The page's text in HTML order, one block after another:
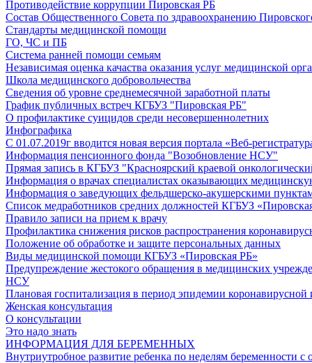
Противодействие коррупции Пировская РБ
Состав Общественного Совета по здравоохранению
Стандарты медицинской помощи
ГО, ЧС и ПБ
Система ранней помощи семьям
Независимая оценка качаства оказания услуг медицинской
Школа медицинского добровольчества
Сведения об уровне среднемесячной заработной платы
График публичных встреч КГБУЗ "Пировская РБ"
О профилактике суицидов среди несовершеннолетних
Инфографика
С 01.07.2019г вводится новая версия портала «Веб-
Информация пенсионного фонда "Возобновление НСУ"
Прямая запись в КГБУЗ "Красноярский краевой
Информация о врачах специалистах оказывающих
Информация о заведующих фельдшерско-акушерскими
Список медработников средних должностей КГБУЗ
Правило записи на прием к врачу
Профилактика снижения рисков распространения
Положение об обработке и защите персональных данных
Виды медицинской помощи КГБУЗ «Пировская РБ»
Предупреждение жестокого обращения в медицинских
НСУ
Плановая госпитализация в период эпидемии
Женская консультация
О консультации
Это надо знать
ИНФОРМАЦИЯ ДЛЯ БЕРЕМЕННЫХ
Внутриутробное развитие ребенка по неделям беременности с